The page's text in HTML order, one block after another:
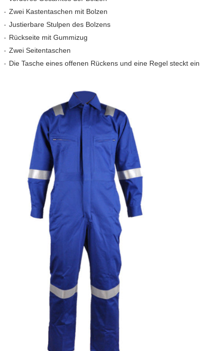
- Zwei Kastentaschen mit Bolzen
- Justierbare Stulpen des Bolzens
- Rückseite mit Gummizug
- Zwei Seitentaschen
- Die Tasche eines offenen Rückens und eine Regel steckt ein